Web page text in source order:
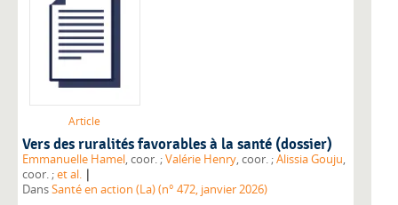
Article
Vers des ruralités favorables à la santé (dossier)
Emmanuelle Hamel , coor. ;Valérie Henry , coor. ;Alissia Gouju,
coor. ;et al. |
DansSanté en action (La) (n° 472, janvier 2026)